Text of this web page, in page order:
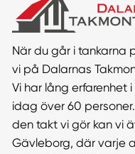
När du går i tankarna
vi på Dalarnas
Vi har lång erfarenhet
idag över 60
den takt vi gör kan vi
Gävleborg, där varje